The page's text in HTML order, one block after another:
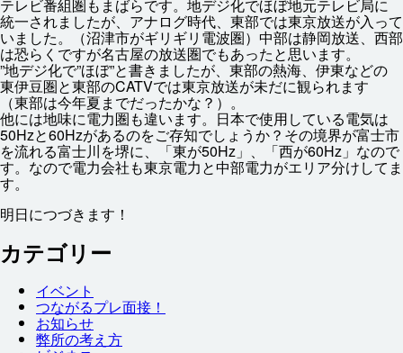
テレビ番組圏もまばらです。 地デジ化でほぼ地元テレビ局に
統一されましたが、アナログ時代、 東部では東京放送が入って
いました。（沼津市がギリギリ 電波圏） 中部は静岡放送、 西部
は恐らくですが名古屋の放送圏でもあったと思います。
”地デジ化で”ほぼ”と書きましたが、 東部の熱海、 伊東などの
東伊豆圏と東部のCATVでは東京放送が未だに観られます
（東部は今年夏までだったかな？）。
他には地味に電力圏も違います。 日本で使用している電気は
50Hzと60Hzがあるのをご存知でしょうか？その境界が富士市
を流れる富士川を堺に、「東が50Hz」、「西が60Hz」なので
す。なので電力会社も東京電力と中部電力がエリア分けしてま
す。
明日につづきます！
カテゴリー
イベント
つながるプレ面接 ！
お知らせ
弊所の考え 方